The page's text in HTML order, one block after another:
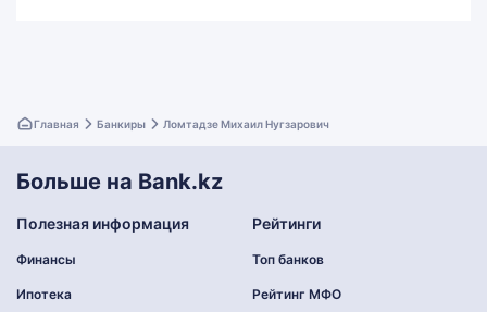
Главная Банкиры Ломтадзе Михаил Нугзарович
Больше на Bank.kz
Полезная информация
Финансы
Ипотека
Рейтинги
Топ банков
Рейтинг МФО